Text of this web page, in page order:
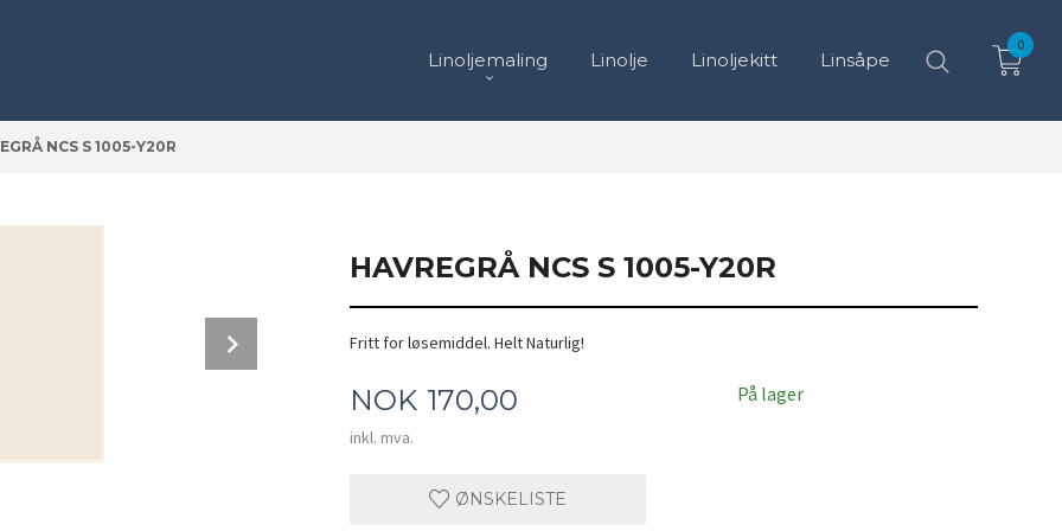
Linoljemaling Linolje Linoljekitt Linsåpe
0
NCS S 1005-Y20R
Base, Base med 50% hvit, Base med 66,67% hvit
HAVREGRÅ NCS S 1005-Y20R
Fritt for løsemiddel. Helt Naturlig!
Pris
NOK 170,00
inkl. mva.
På lager
ØNSKELISTE